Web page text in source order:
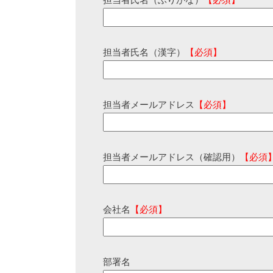
担当者氏名（漢字） 【必須】
担当者メールアドレス 【必須】
担当者メールアドレス（確認用） 【必須
会社名 【必須】
部署名